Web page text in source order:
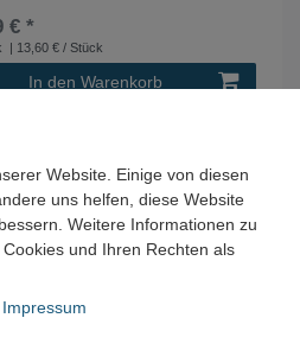
€ *
| 13,60 € / Stück
In den Warenkorb
Säbelsägeblatt Recipro Sägeblatt für
3-teilig 2x 150mm 1x 240mm
*
In den Warenkorb
Website. Einige von diesen
uns helfen, diese Website
Weitere Informationen zu
und Ihren Rechten als
Impressum